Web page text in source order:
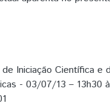
Iniciação Científica e
- 03/07/13 – 13h30